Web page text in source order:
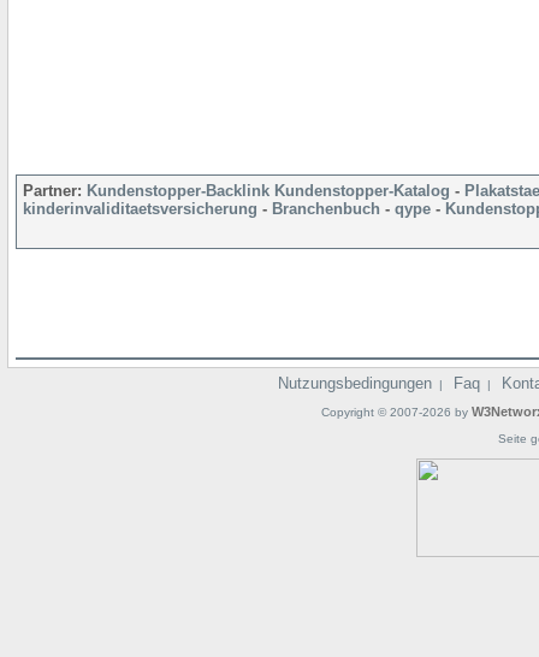
Partner: Kundenstopper-Backlink Kundenstopper-Katalog -
kinderinvaliditaetsversicherung - Branchenbuch - qype -
Nutzungsbedingungen | Faq |
Copyright © 2007-2026 by
Seite